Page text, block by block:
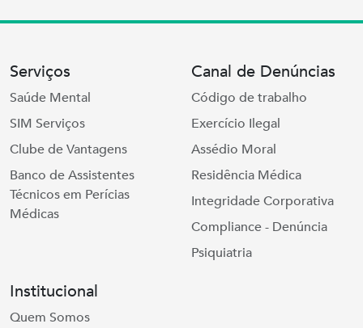
Serviços
Saúde Mental
SIM Serviços
Clube de Vantagens
Banco de Assistentes
Técnicos em Perícias
Médicas
Canal de Denúncias
Código de trabalho
Exercício Ilegal
Assédio Moral
Residência Médica
Integridade Corporativa
Compliance - Denúncia
Psiquiatria
Institucional
Quem Somos